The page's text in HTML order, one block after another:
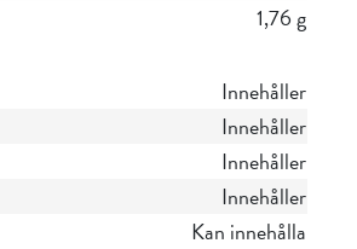
1,76 g
Innehåller
Innehåller
Innehåller
Innehåller
Kan innehålla